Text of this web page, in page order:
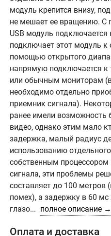
модуль крепится внизу,
не мешает ее вращению. С
USB модуль
подключает этот модуль к
помощью открытого
напрямую подключается
или обычным мониторам
необходимо отдельно
приемник сигнала).
ранее имели возможность
видео, однако этим мало
задержка, малый радиус
использованию
собственным
сигнала, эти проблемы
составляет до 100 метров
помех), а задержку в 60
глазо... полное описание →
Оплата и доставка